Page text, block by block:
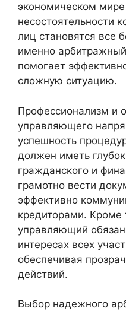
экономическом
несостоятельности
лиц становятся все
именно
помогает
сложную ситуацию.
Профессионализм и
управляющего
успешность
должен иметь
гражданского и
грамотно вести
эффективно
кредиторами. Кроме
управляющий обязан
интересах всех
обеспечивая
действий.
Выбор надежного